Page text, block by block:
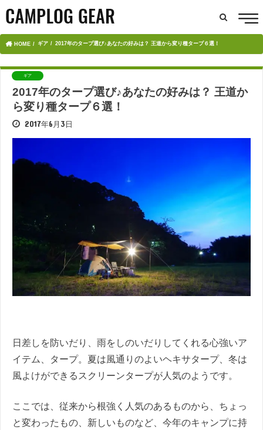
HOME ギア 2017年のタープ選び♪あなたの好みは？ 王道から変り種タープ６選！
ギア
2017年のタープ選び♪あなたの好みは？ 王道か
ら変り種タープ６選！
2017年6月3日
日差しを防いだり、雨をしのいだりしてくれる心強いア
イテム、タープ。夏は風通りのよいヘキサタープ、冬は
風よけができるスクリーンタープが人気のようです。
ここでは、従来から根強く人気のあるものから、ちょっ
と変わったもの、新しいものなど、今年のキャンプに持